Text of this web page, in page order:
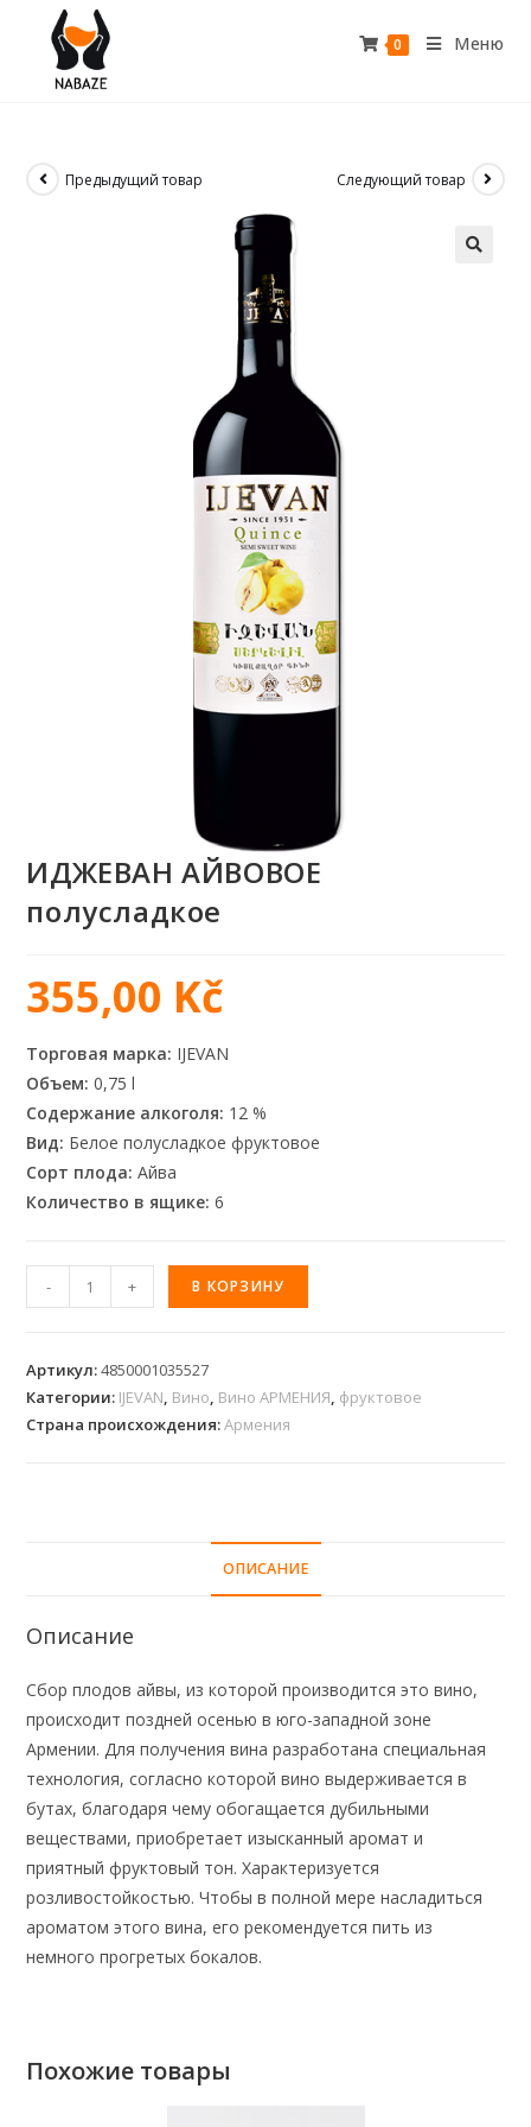
0 Меню
Предыдущий товар Следующий товар
ИДЖЕВАН АЙВОВОЕ
полусладкое
355,00 Kč
Торговая марка: IJEVAN
Объем: 0,75 l
Содержание алкоголя: 12 %
Вид: Белое полусладкое фруктовое
Сорт плода: Айва
Количество в ящике: 6
- + В КОРЗИНУ
Артикул:4850001035527
Категории: IJEVAN, Вино, Вино АРМЕНИЯ, фруктовое
Страна происхождения:Армения
ОПИСАНИЕ
Описание
Сбор плодов айвы, из которой производится это вино,
происходит поздней осенью в юго-западной зоне
Армении. Для получения вина разработана специальная
технология, согласно которой вино выдерживается в
бутах, благодаря чему обогащается дубильными
веществами, приобретает изысканный аромат и
приятный фруктовый тон. Характеризуется
розливостойкостью. Чтобы в полной мере насладиться
ароматом этого вина, его рекомендуется пить из
немного прогретых бокалов.
Похожие товары